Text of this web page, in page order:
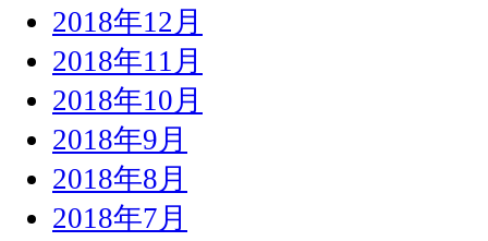
2018年12月
2018年11月
2018年10月
2018年9月
2018年8月
2018年7月